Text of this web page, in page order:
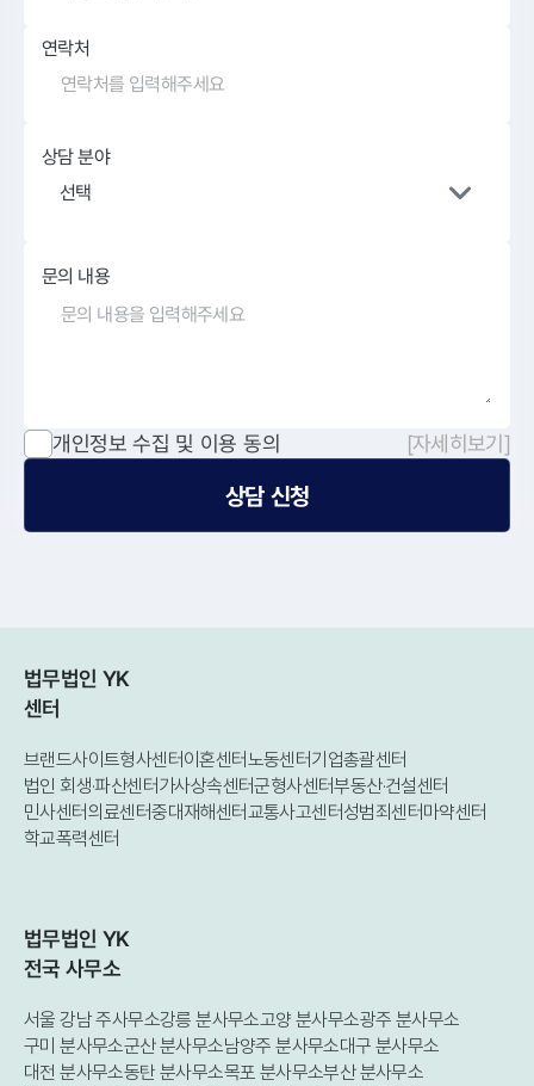
연락처
상담 분야
선택
문의 내용
개인정보 수집 및 이용 동의 [자세히보기]
상담 신청
법무법인 YK
센터
브랜드사이트형사센터이혼센터노동센터기업총괄센터
법인 회생·파산센터가사상속센터군형사센터부동산·건설센터
민사센터의료센터중대재해센터교통사고센터성범죄센터마약센터
학교폭력센터
법무법인 YK
전국 사무소
서울 강남 주사무소강릉 분사무소고양 분사무소광주 분사무소
구미 분사무소군산 분사무소남양주 분사무소대구 분사무소
대전 분사무소동탄 분사무소목포 분사무소부산 분사무소